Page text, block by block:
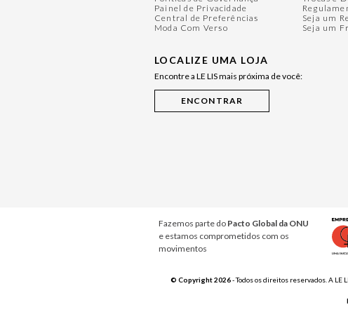
Painel de Privacidade
Central de Preferências
Moda Com Verso
LOCALIZE UMA LOJA
Encontre a LE LIS mais próxima de você:
Seja um
Seja um
Fazemos parte do Pacto Global da ONU
e estamos comprometidos com os
movimentos
© Copyright 2026- Todos os direitos reservados. A